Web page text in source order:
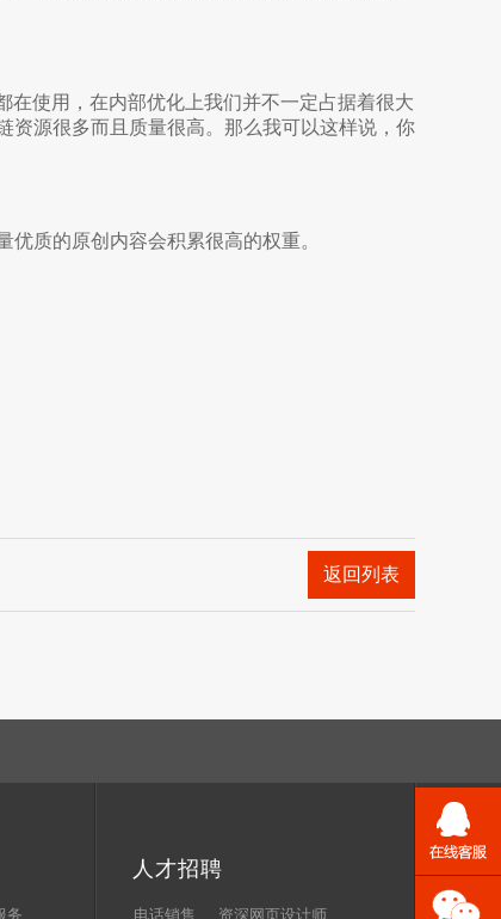
在使用，在内部优化上我们并不一定占据着很大
资源很多而且质量很高。那么我可以这样说，你
优质的原创内容会积累很高的权重。
返回列表
务
人才招聘
电话销售 资深网页设计师